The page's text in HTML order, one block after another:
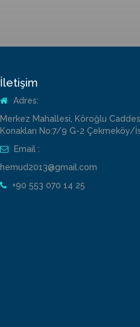
İletişim
Adres:
Merkez Mahallesi, Köroğlu
Konakları No:7/9 G-2 Çekmeköy/
Email :
hemud2013@gmail.com
+90 553 070 14 25